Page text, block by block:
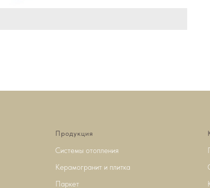
Продукция
Системы отопления
Керамогранит и плитка
Паркет